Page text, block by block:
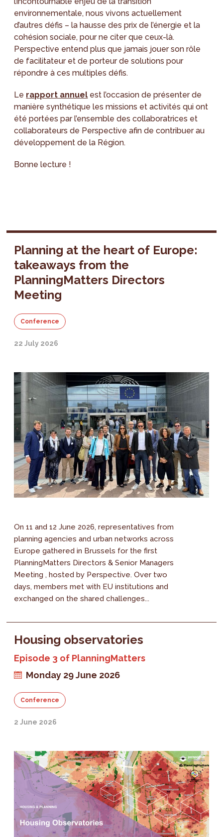
environnementale, nous vivons actuellement
d’autres défis – la hausse des prix de l’énergie et la
cohésion sociale, pour ne citer que ceux-là.
Perspective entend plus que jamais jouer son rôle
de facilitateur et de porteur de solutions pour
répondre à ces multiples défis.
Le rapport annuel est l’occasion de présenter de
manière synthétique les missions et activités qui ont
été portées par l’ensemble des collaboratrices et
collaborateurs de Perspective afin de contribuer au
développement de la Région.
Bonne lecture !
Planning at the heart of Europe:
takeaways from the
PlanningMatters Directors
Meeting
Conference
22 July 2026
On 11 and 12 June 2026, representatives from
planning agencies and urban networks across
Europe gathered in Brussels for the first
PlanningMatters Directors & Senior Managers
Meeting , hosted by Perspective. Over two
days, members met with EU institutions and
exchanged on the shared challenges...
Housing observatories
Episode 3 of PlanningMatters
Monday 29 June 2026
Conference
2 June 2026